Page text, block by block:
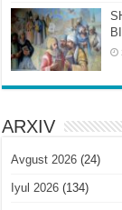
ARXIV
Avgust 2026 (24)
Iyul 2026 (134)